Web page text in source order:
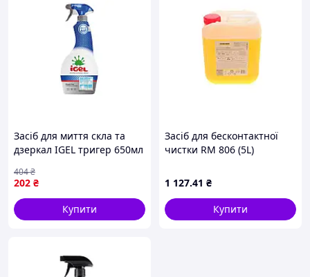
Засіб для миття скла та
дзеркал IGEL тригер 650мл
очищення без розводів
202 ₴
404₴
Купити
Засіб для бесконтактної
чистки RM 806 (5L)
UA62
1 127.41 ₴
Купити